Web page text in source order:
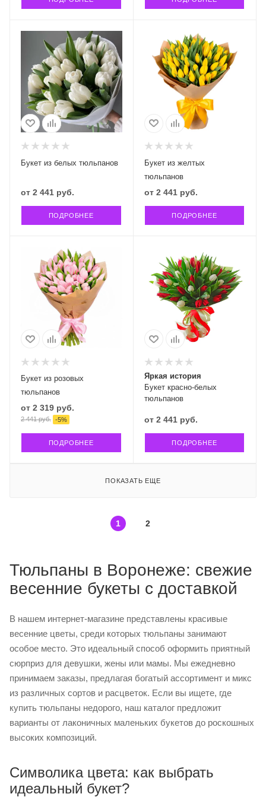
Букет из белых тюльпанов
от 2 441 руб.
ПОДРОБНЕЕ
Букет из желтых
тюльпанов
от 2 441 руб.
ПОДРОБНЕЕ
Букет из розовых
тюльпанов
от 2 319 руб.
2 441 руб. -5%
ПОДРОБНЕЕ
Букет красно-белых
тюльпанов
Яркая история
от 2 441 руб.
ПОДРОБНЕЕ
ПОКАЗАТЬ ЕЩЕ
1 2
Тюльпаны в Воронеже: свежие
весенние букеты с доставкой
В нашем интернет-магазине представлены красивые
весенние цветы, среди которых тюльпаны занимают
особое место. Это идеальный способ оформить приятный
сюрприз для девушки, жены или мамы. Мы ежедневно
принимаем заказы, предлагая богатый ассортимент и микс
из различных сортов и расцветок. Если вы ищете, где
купить тюльпаны недорого, наш каталог предложит
варианты от лаконичных маленьких букетов до роскошных
высоких композиций.
Символика цвета: как выбрать
идеальный букет?